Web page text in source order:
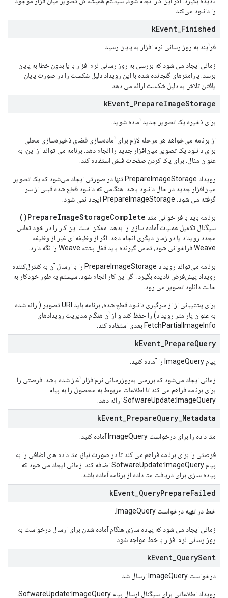
را دانلود می‌کند.
kEvent Finished
فرآیند به روز رسانی نرم افزار به پایان رسید.
زمانی ایجاد می شود که بررسی به روز رسانی نرم افزار با یا بدون خطا به پایان
برسد. پارامترهای گنجانده شده با این رویداد دلیل شکست را در صورت پایان
یافتن تلاش به دلیل شکست ارائه می دهد.
kEvent PrepareImageStorage
برای ذخیره یک تصویر جدید آماده شوید.
از برنامه می‌خواهد هر مرحله لازم برای آماده‌سازی فضای ذخیره‌سازی محلی
برای دانلود یک تصویر میان‌افزار جدید را انجام دهد. برنامه می تواند از این، به
عنوان مثال، برای پاک کردن صفحات فلش استفاده کند.
رویداد PrepareImageStorage تنها در صورتی ایجاد می‌شود که یک تصویر
میان‌افزار جدید در حال دانلود باشد. هنگامی که دانلود قطع شده قبلی از سر
گرفته می شود، PrepareImageStorage ایجاد نمی شود.
برنامه باید با فراخوانی متد PrepareImageStorageComplete()
سیگنال تکمیل عملیات آماده سازی را بدهد. ممکن است این کار را در خود تماس
مجدد رویداد یا در زمان دیگری انجام دهد. اگر از وظیفه ای غیر از وظیفه
Weave فراخوانی شود، تماس گیرنده باید قفل پشته Weave را نگه دارد.
برنامه می‌تواند رویداد PrepareImageStorage را با ارسال آن به کنترل‌کننده
رویداد پیش‌فرض نادیده بگیرد. اگر این کار انجام شود، سیستم به طور خودکار به
حالت دانلود تصویر می رود.
برای پشتیبانی از از سرگیری دانلود قطع شده، برنامه باید URI تصویر (ارائه شده
به عنوان پارامتر رویداد) را حفظ کند و از آن هنگام مدیریت رویدادهای
FetchPartialImageInfo بعدی استفاده کند.
kEvent PrepareQuery
پیام ImageQuery را آماده کنید.
زمانی ایجاد می‌شود که بررسی به‌روزرسانی نرم‌افزار آغاز شده باشد. فرصتی را
برای برنامه فراهم می کند تا اطلاعات مربوط به محصول را به پیام
SofwareUpdate:ImageQuery ارائه دهد.
kEvent PrepareQuery Metadata
متا داده را برای درخواست ImageQuery آماده کنید.
فرصتی را برای برنامه فراهم می کند تا در صورت نیاز، متا داده های اضافی را به
پیام SofwareUpdate:ImageQuery اضافه کند. زمانی ایجاد می شود که
پیاده سازی برای دریافت متا داده از برنامه آماده باشد.
kEvent QueryPrepareFailed
خطا در تهیه درخواست ImageQuery.
زمانی ایجاد می شود که پیاده سازی هنگام آماده شدن برای ارسال درخواست به
روز رسانی نرم افزار با خطا مواجه شود.
kEvent QuerySent
درخواست ImageQuery ارسال شد.
رویداد اطلاعاتی برای سیگنال ارسال پیام SofwareUpdate:ImageQuery.